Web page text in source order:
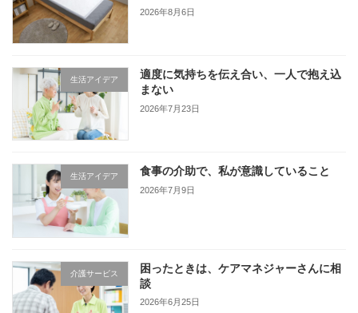
2026年8月6日
生活アイデア
適度に気持ちを伝え合い、一人で抱え込
まない
2026年7月23日
生活アイデア 食事の介助で、私が意識していること
2026年7月9日
介護サービス
困ったときは、ケアマネジャーさんに相
談
2026年6月25日